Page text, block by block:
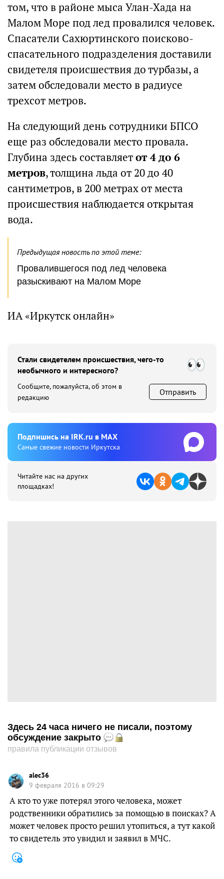
том, что в районе мыса Улан-Хада на
Малом Море под лед провалился человек.
Спасатели Сахюртинского поисково-
спасательного подразделения доставили
свидетеля происшествия до турбазы, а
затем обследовали место в радиусе
трехсот метров.
На следующий день сотрудники БПСО
еще раз обследовали место провала.
Глубина здесь составляетот 4 до 6
метров, толщина льда от 20 до 40
сантиметров, в 200 метрах от места
происшествия наблюдается открытая
вода.
Предыдущая новость по этой теме:
Провалившегося под лед человека
разыскивают на Малом Море
ИА «Иркутск онлайн»
Стали свидетелем происшествия, чего-то
необычного и интересного?
Сообщите, пожалуйста, об этом в
редакцию
Отправить
Подпишиcь на IRK.ru в MAX
Cамые свежие новости Иркутска
Читайте нас на других
площадках!
Здесь 24 часа ничего не писали, поэтому
обсуждение закрыто
правила публикации отзывов
alec36
9 февраля 2016 в 09:29
А кто то уже потерял этого человека, может
родственники обратились за помощью в поисках? А
может человек просто решил утопиться, а тут какой
то свидетель это увидил и заявил в МЧС.